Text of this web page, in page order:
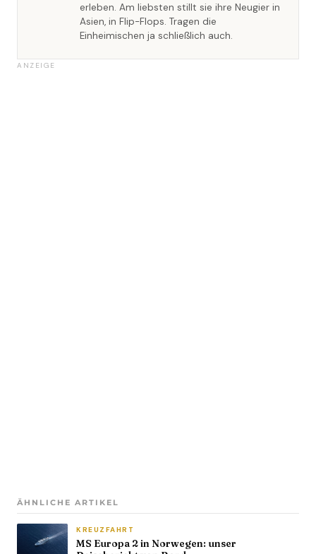
erleben. Am liebsten stillt sie ihre Neugier in
Asien, in Flip-Flops. Tragen die
Einheimischen ja schließlich auch.
ANZEIGE
KREUZFAHRT